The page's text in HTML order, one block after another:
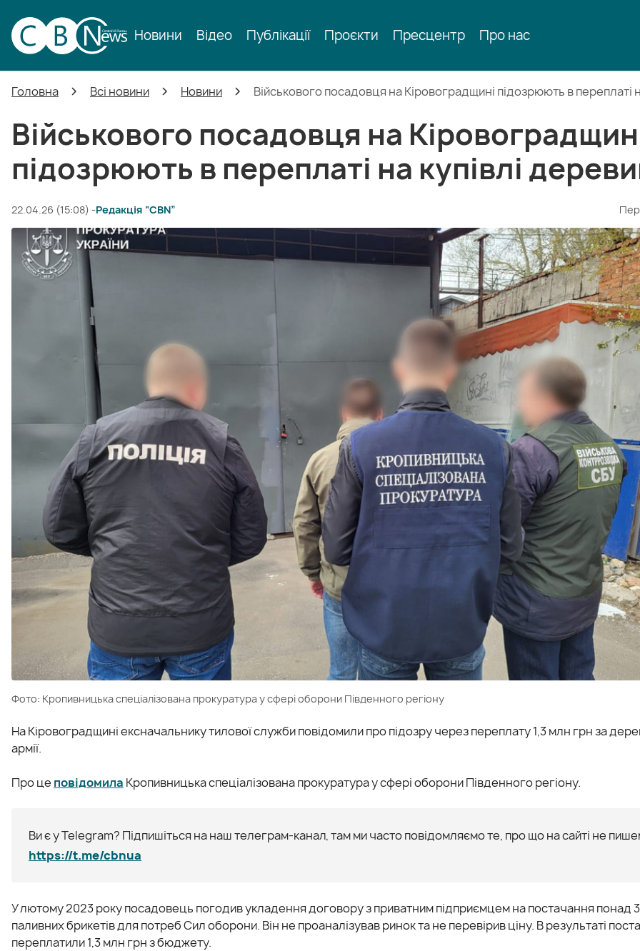
Новини Відео Публікації Проєкти Пресцентр Про нас
Головна Всі новини Новини Військового посадовця на Кіровоградщині підозрюють в переплаті
Військового посадовця на
підозрюють в переплаті на купівлі
22.04.26 (15:08) -Редакція “CBN”
Фото: Кропивницька спеціалізована прокуратура у сфері оборони Південного регіону
На Кіровоградщині ексначальнику тилової служби повідомили про підозру через переплату 1,3 млн грн за
армії.
Про це повідомила Кропивницька спеціалізована прокуратура у сфері оборони Південного регіону.
Ви є у Telegram? Підпишіться на наш телеграм-канал, там ми часто повідомляємо те, про що на сайті не
https://t.me/cbnua
У лютому 2023 року посадовець погодив укладення договору з приватним підприємцем на постачання понад
паливних брикетів для потреб Сил оборони. Він не проаналізував ринок та не перевірив ціну. В результаті
переплатили 1,3 млн грн з бюджету.